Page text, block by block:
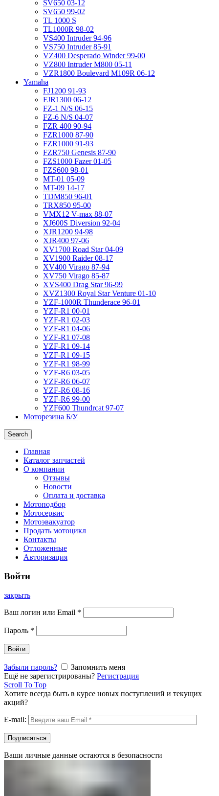
SV650 03-12
SV650 99-02
TL 1000 S
TL1000R 98-02
VS400 Intruder 94-96
VS750 Intruder 85-91
VZ400 Desperado Winder 99-00
VZ800 Intruder M800 05-11
VZR1800 Boulevard M109R 06-12
Yamaha
FJ1200 91-93
FJR1300 06-12
FZ-1 N/S 06-15
FZ-6 N/S 04-07
FZR 400 90-94
FZR1000 87-90
FZR1000 91-93
FZR750 Genesis 87-90
FZS1000 Fazer 01-05
FZS600 98-01
MT-01 05-09
MT-09 14-17
TDM850 96-01
TRX850 95-00
VMX12 V-max 88-07
XJ600S Diversion 92-04
XJR1200 94-98
XJR400 97-06
XV1700 Road Star 04-09
XV1900 Raider 08-17
XV400 Virago 87-94
XV750 Virago 85-87
XVS400 Drag Star 96-99
XVZ1300 Royal Star Venture 01-10
YZF-1000R Thunderace 96-01
YZF-R1 00-01
YZF-R1 02-03
YZF-R1 04-06
YZF-R1 07-08
YZF-R1 09-14
YZF-R1 09-15
YZF-R1 98-99
YZF-R6 03-05
YZF-R6 06-07
YZF-R6 08-16
YZF-R6 99-00
YZF600 Thundrcat 97-07
Моторезина Б/У
Search
Главная
Каталог запчастей
О компании
Отзывы
Новости
Оплата и доставка
Мотоподбор
Мотосервис
Мотоэвакуатор
Продать мотоцикл
Контакты
Отложенные
Авторизация
Войти
закрыть
Ваш логин или Email *
Пароль *
Войти
Забыли пароль?
Запомнить меня
Ещё не зарегистрированы? Регистрация
Scroll To Top
Хотите всегда быть в курсе новых поступлений и текущих
акций?
E-mail:
Ваши личные данные остаются в безопасности